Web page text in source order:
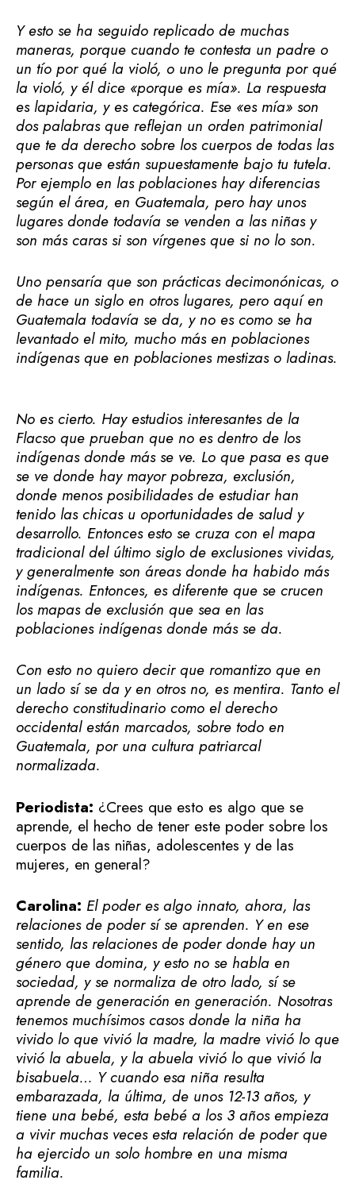
Y esto se ha seguido replicado de muchas
maneras, porque cuando te contesta un padre o
un tío por qué la violó, o uno le pregunta por qué
la violó, y él dice «porque es mía». La respuesta
es lapidaria, y es categórica. Ese «es mía» son
dos palabras que reflejan un orden patrimonial
que te da derecho sobre los cuerpos de todas las
personas que están supuestamente bajo tu tutela.
Por ejemplo en las poblaciones hay diferencias
según el área, en Guatemala, pero hay unos
lugares donde todavía se venden a las niñas y
son más caras si son vírgenes que si no lo son.
Uno pensaría que son prácticas decimonónicas, o
de hace un siglo en otros lugares, pero aquí en
Guatemala todavía se da, y no es como se ha
levantado el mito, mucho más en poblaciones
indígenas que en poblaciones mestizas o ladinas.
No es cierto. Hay estudios interesantes de la
Flacso que prueban que no es dentro de los
indígenas donde más se ve. Lo que pasa es que
se ve donde hay mayor pobreza, exclusión,
donde menos posibilidades de estudiar han
tenido las chicas u oportunidades de salud y
desarrollo. Entonces esto se cruza con el mapa
tradicional del último siglo de exclusiones vividas,
y generalmente son áreas donde ha habido más
indígenas. Entonces, es diferente que se crucen
los mapas de exclusión que sea en las
poblaciones indígenas donde más se da.
Con esto no quiero decir que romantizo que en
un lado sí se da y en otros no, es mentira. Tanto el
derecho constitudinario como el derecho
occidental están marcados, sobre todo en
Guatemala, por una cultura patriarcal
normalizada.
Periodista: ¿Crees que esto es algo que se
aprende, el hecho de tener este poder sobre los
cuerpos de las niñas, adolescentes y de las
mujeres, en general?
Carolina: El poder es algo innato, ahora, las
relaciones de poder sí se aprenden. Y en ese
sentido, las relaciones de poder donde hay un
género que domina, y esto no se habla en
sociedad, y se normaliza de otro lado, sí se
aprende de generación en generación. Nosotras
tenemos muchísimos casos donde la niña ha
vivido lo que vivió la madre, la madre vivió lo que
vivió la abuela, y la abuela vivió lo que vivió la
bisabuela… Y cuando esa niña resulta
embarazada, la última, de unos 12-13 años, y
tiene una bebé, esta bebé a los 3 años empieza
a vivir muchas veces esta relación de poder que
ha ejercido un solo hombre en una misma
familia.